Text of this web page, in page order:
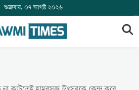
শুক্রবার, ০৭ আগস্ট ২০২৬